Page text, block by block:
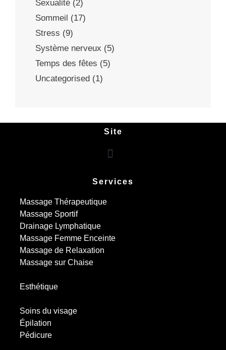
Sexualité (2)
Sommeil (17)
Stress (9)
Système nerveux (5)
Temps des fêtes (5)
Uncategorised (1)
Site
Services
Massage Thérapeutique
Massage Sportif
Drainage Lymphatique
Massage Femme Enceinte
Massage de Relaxation
Massage sur Chaise
Esthétique
Soins du visage
Épilation
Pédicure